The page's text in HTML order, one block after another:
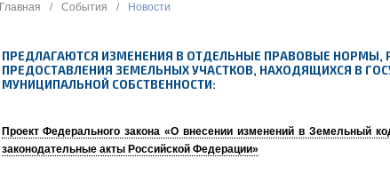
Главная / События / Новости
ПРЕДЛАГАЮТСЯ ИЗМЕНЕНИЯ В ОТДЕЛЬНЫЕ ПРАВОВЫЕ НОРМЫ,
ПРЕДОСТАВЛЕНИЯ ЗЕМЕЛЬНЫХ УЧАСТКОВ, НАХОДЯЩИХСЯ В
МУНИЦИПАЛЬНОЙ СОБСТВЕННОСТИ:
Проект Федерального закона «О внесении изменений в Земельный
законодательные акты Российской Федерации»